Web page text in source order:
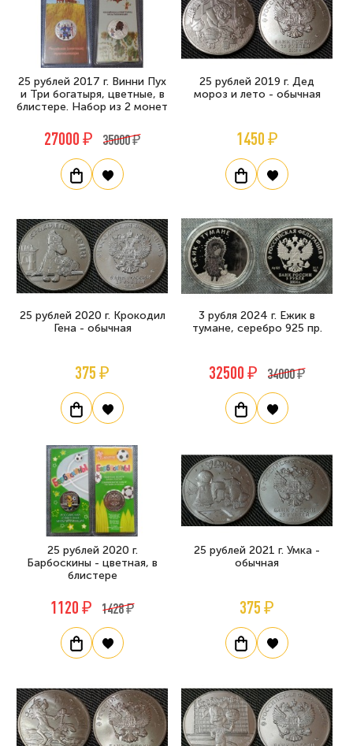
25 рублей 2017 г. Винни Пух
и Три богатыря, цветные, в
блистере. Набор из 2 монет
27000 ₽ 35000 ₽
25 рублей 2019 г. Дед
мороз и лето - обычная
1450 ₽
25 рублей 2020 г. Крокодил
Гена - обычная
375 ₽
3 рубля 2024 г. Ежик в
тумане, серебро 925 пр.
32500 ₽ 34000 ₽
25 рублей 2020 г.
Барбоскины - цветная, в
блистере
1120 ₽ 1428 ₽
25 рублей 2021 г. Умка -
обычная
375 ₽